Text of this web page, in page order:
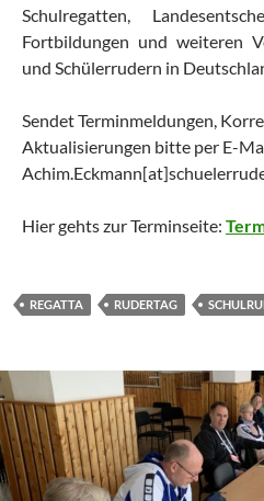
Schulregatten,
Fortbildungen und weiteren
und Schülerrudern in
Sendet Terminmeldungen,
Aktualisierungen bitte per E-
Hier gehts zur Terminseite:
REGATTA RUDERTAG